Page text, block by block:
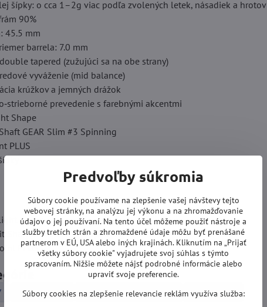
šípky: o cca 1–2g viac podľa zvolených letek, násadiek a hrotov
90%
45.5 mm
barrela: 7.0 mm
tapered (zužujúci sa na obe strany)
vyváženie (mid balance)
krúžkov a jemných drážok
prevedenie s farebnými akcentmi
Shape
GEAR Slim #3 Spinning
PLUS
Shape
Shaft GEAR Slim #3 Spinning
PLUS
Šípky Soft Šípky wolfrámové 18g NOVINKY
Predvoľby súkromia
Súbory cookie používame na zlepšenie vašej návštevy tejto
webovej stránky, na analýzu jej výkonu a na zhromažďovanie
údajov o jej používaní. Na tento účel môžeme použiť nástroje a
služby tretích strán a zhromaždené údaje môžu byť prenášané
partnerom v EÚ, USA alebo iných krajinách. Kliknutím na „Prijať
všetky súbory cookie" vyjadrujete svoj súhlas s týmto
spracovaním. Nižšie môžete nájsť podrobné informácie alebo
upraviť svoje preferencie.
Súbory cookies na zlepšenie relevancie reklám využíva služba: